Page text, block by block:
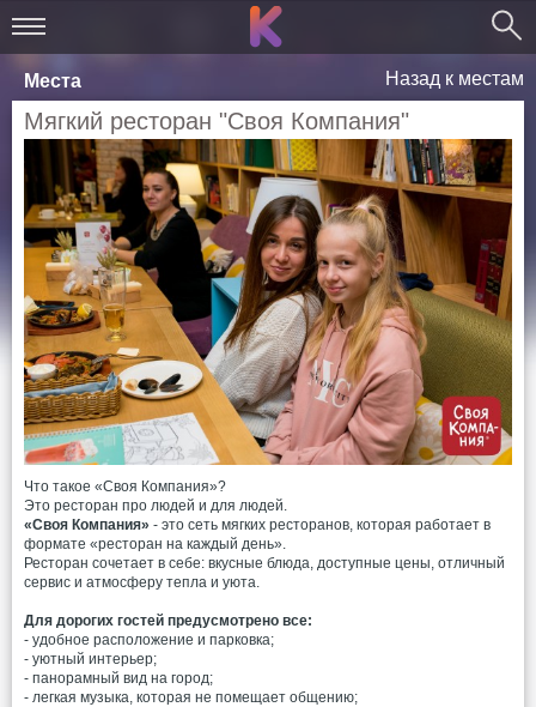
Места Назад к местам
Мягкий ресторан "Своя Компания"
Что такое «Своя Компания»?
Это ресторан про людей и для людей.
«Своя Компания» - это сеть мягких ресторанов, которая работает в
формате «ресторан на каждый день».
Ресторан сочетает в себе: вкусные блюда, доступные цены, отличный
сервис и атмосферу тепла и уюта.
Для дорогих гостей предусмотрено все:
- удобное расположение и парковка;
- уютный интерьер;
- панорамный вид на город;
- легкая музыка, которая не помещает общению;